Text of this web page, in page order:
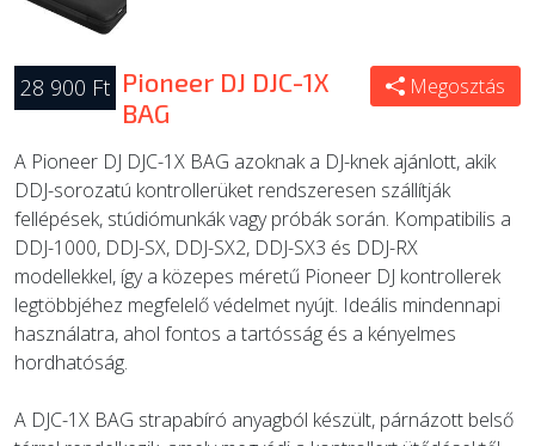
28 900 Ft Pioneer DJ DJC-1X
BAG
Megosztás
A Pioneer DJ DJC-1X BAG azoknak a DJ-knek ajánlott, akik
DDJ-sorozatú kontrollerüket rendszeresen szállítják
fellépések, stúdiómunkák vagy próbák során. Kompatibilis a
DDJ-1000, DDJ-SX, DDJ-SX2, DDJ-SX3 és DDJ-RX
modellekkel, így a közepes méretű Pioneer DJ kontrollerek
legtöbbjéhez megfelelő védelmet nyújt. Ideális mindennapi
használatra, ahol fontos a tartósság és a kényelmes
hordhatóság.
A DJC-1X BAG strapabíró anyagból készült, párnázott belső